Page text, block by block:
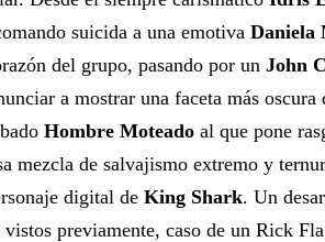
suicida a una emotiva Daniela
del grupo, pasando por un John
a mostrar una faceta más
Hombre Moteado al que pone
mezcla de salvajismo extremo y
digital de King Shark. Un
vistos previamente, caso de un Rick